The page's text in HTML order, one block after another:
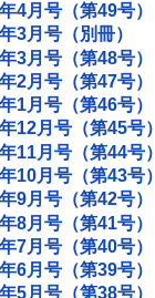
4月号（第49号）
3月号（別冊）
3月号（第48号）
2月号（第47号）
1月号（第46号）
12月号（第45号）
11月号（第44号）
10月号（第43号）
9月号（第42号）
8月号（第41号）
7月号（第40号）
6月号（第39号）
5月号（第38号）